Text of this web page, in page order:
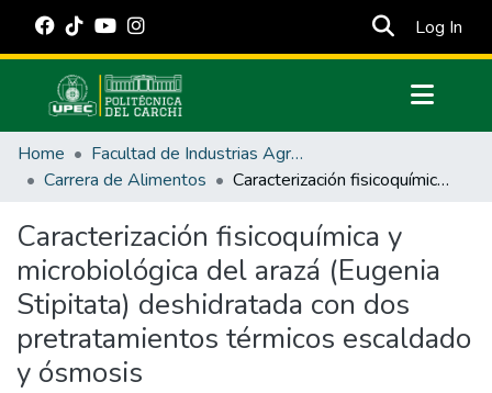
Log In
Communities & Collections
All of DSpace
Estadísticas Externas
Manuales
Home
Facultad de Industrias Agropecuarias y Ciencias Ambientales
Carrera de Alimentos
Caracterización fisicoquímica y microbiológica del arazá (Eugenia Stipitata) deshidratada con dos pretratamientos térmicos escaldado y ósmosis
Caracterización fisicoquímica y
microbiológica del arazá (Eugenia
Stipitata) deshidratada con dos
pretratamientos térmicos escaldado
y ósmosis